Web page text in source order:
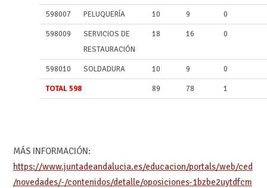
598007 PELUQUERÍA 10 9 0
598009
SERVICIOS DE
RESTAURACIÓN
18 16 0
598010 SOLDADURA 10 9 0
TOTAL 598 89 78 1
MÁS INFORMACIÓN:
https://www.juntadeandalucia.es/educacion/portals/web/ced
/novedades/-/contenidos/detalle/oposiciones-1bzbe2uytdfcm